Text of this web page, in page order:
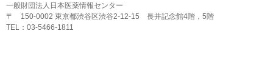
一般財団法人日本医薬情報センター
〒 150-0002 東京都渋谷区渋谷2-12-15 長井記念館4階，5階
TEL：03-5466-1811